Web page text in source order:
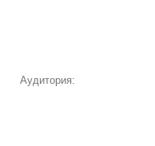
Аудитория: